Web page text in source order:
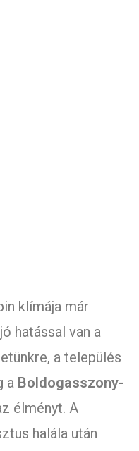
klímája már
hatással van a
a település
a Boldogasszony-
élményt. A
halála után